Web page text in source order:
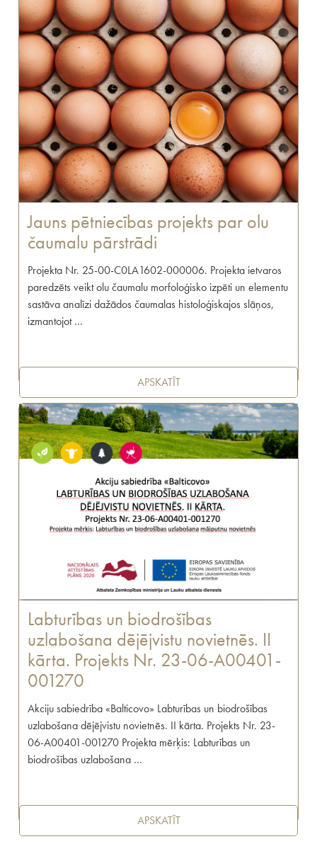
Jauns pētniecības projekts par olu
čaumalu pārstrādi
Projekta Nr. 25-00-C0LA1602-000006. Projekta ietvaros
paredzēts veikt olu čaumalu morfoloģisko izpēti un elementu
sastāva analīzi dažādos čaumalas histoloģiskajos slāņos,
izmantojot …
APSKATĪT
Labturības un biodrošības
uzlabošana dējējvistu novietnēs. II
kārta. Projekts Nr. 23-06-A00401-
001270
Akciju sabiedrība «Balticovo» Labturības un biodrošības
uzlabošana dējējvistu novietnēs. II kārta. Projekts Nr. 23-
06-A00401-001270 Projekta mērķis: Labturības un
biodrošības uzlabošana …
APSKATĪT